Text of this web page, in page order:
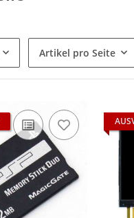
Artikel pro Seite